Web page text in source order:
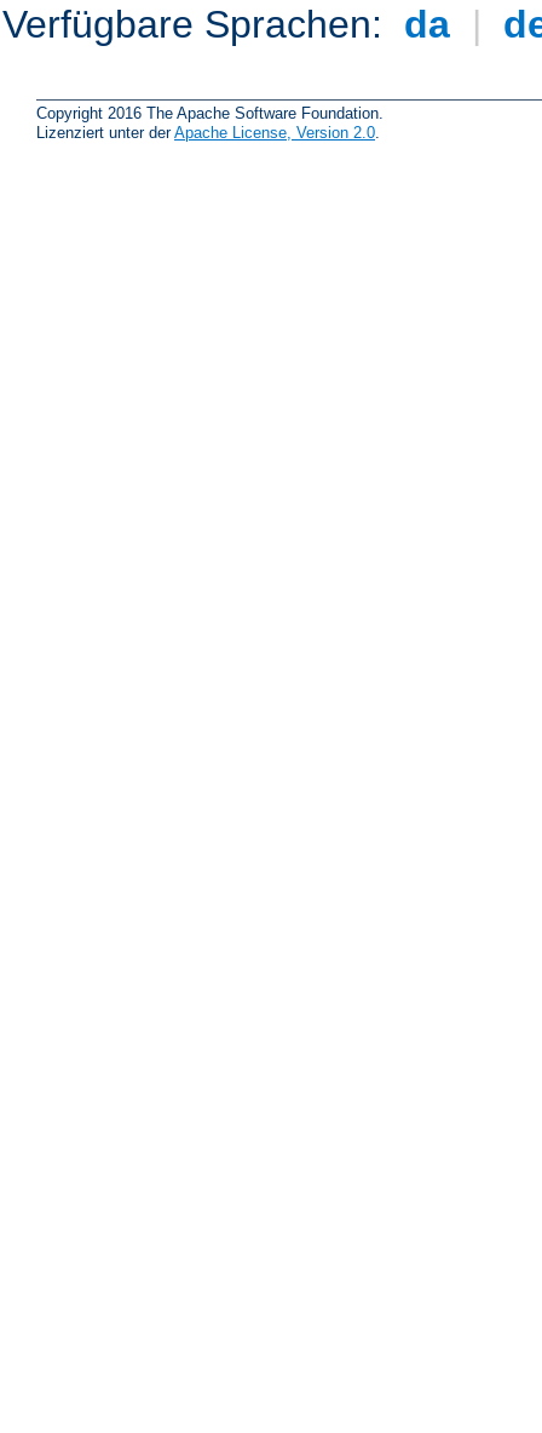
Verfügbare Sprachen: da |
Copyright 2016 The Apache Software Foundation.
Lizenziert unter derApache License, Version 2.0